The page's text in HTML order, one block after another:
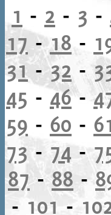
1 - 2 - 3 -
17 -18 -
31-32 -
45 -46-
59 - 60 -
73 - 74-
87-88 -
- 101 -